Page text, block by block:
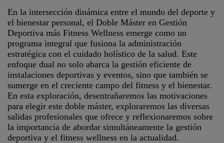
En la intersección dinámica entre el mundo del deporte y
el bienestar personal, el Doble Máster en Gestión
Deportiva más Fitness Wellness emerge como un
programa integral que fusiona la administración
estratégica con el cuidado holístico de la salud. Este
enfoque dual no solo abarca la gestión eficiente de
instalaciones deportivas y eventos, sino que también se
sumerge en el creciente campo del fitness y el bienestar.
En esta exploración, desentrañaremos las motivaciones
para elegir este doble máster, exploraremos las diversas
salidas profesionales que ofrece y reflexionaremos sobre
la importancia de abordar simultáneamente la gestión
deportiva y el fitness wellness en la actualidad.